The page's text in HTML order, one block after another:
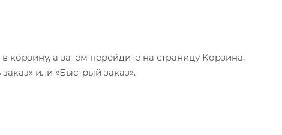
а затем перейдите на страницу Корзина,
или «Быстрый заказ».